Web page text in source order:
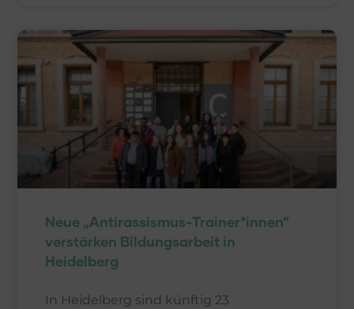
Neue „Antirassismus-Trainer*innen“
verstärken Bildungsarbeit in
Heidelberg
In Heidelberg sind künftig 23